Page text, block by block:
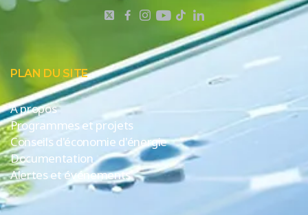
PLAN DU SITE
A propos
Programmes et projets
Conseils d'économie d'énergie
Documentation
Alertes et événements